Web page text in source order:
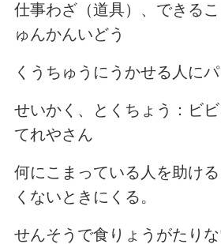
仕事わざ（道具）、できる
ゅんかんいどう
くうちゅうにうかせる人にパ
せいかく、とくちょう：
てれやさん
何にこまっている人を助け
くないときにくる。
せんそうで食りょうがたり